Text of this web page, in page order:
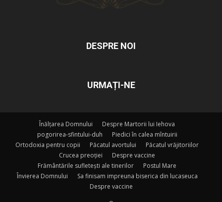
DESPRE NOI
URMAȚI-NE
Înălțarea Domnului
Despre Martorii lui Iehova
pogorirea-sfintului-duh
Piedici în calea mîntuirii
Ortodoxia pentru copii
Păcatul avortului
Păcatul vrăjitoriilor
Crucea preoției
Despre vaccine
Frământările sufletești ale tinerilor
Postul Mare
Învierea Domnului
Sa finisam impreuna biserica din lucaseuca
Despre vaccine